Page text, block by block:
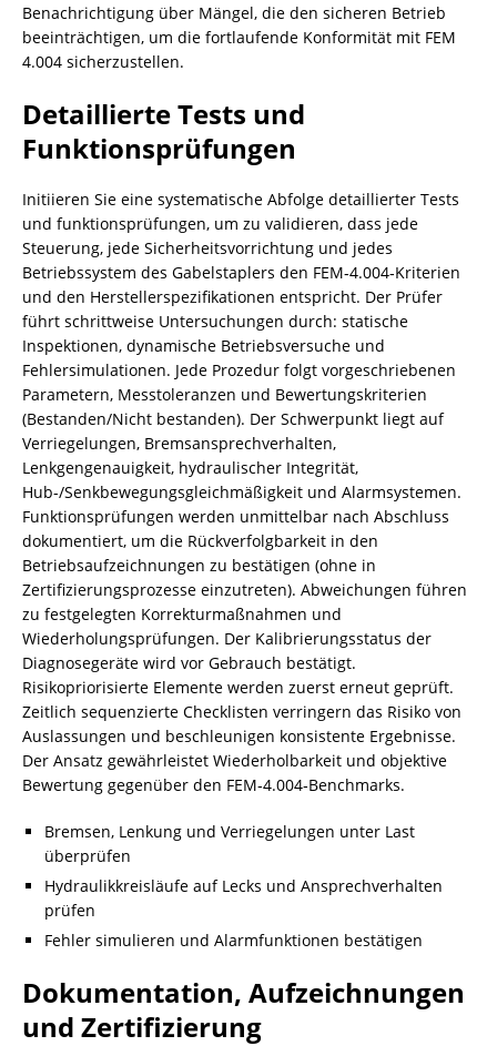
Benachrichtigung über Mängel, die den sicheren Betrieb
beeinträchtigen, um die fortlaufende Konformität mit FEM
4.004 sicherzustellen.
Detaillierte Tests und
Funktionsprüfungen
Initiieren Sie eine systematische Abfolge detaillierter Tests
und funktionsprüfungen, um zu validieren, dass jede
Steuerung, jede Sicherheitsvorrichtung und jedes
Betriebssystem des Gabelstaplers den FEM‑4.004‑Kriterien
und den Herstellerspezifikationen entspricht. Der Prüfer
führt schrittweise Untersuchungen durch: statische
Inspektionen, dynamische Betriebsversuche und
Fehlersimulationen. Jede Prozedur folgt vorgeschriebenen
Parametern, Messtoleranzen und Bewertungskriterien
(Bestanden/Nicht bestanden). Der Schwerpunkt liegt auf
Verriegelungen, Bremsansprechverhalten,
Lenkgengenauigkeit, hydraulischer Integrität,
Hub-/Senkbewegungsgleichmäßigkeit und Alarmsystemen.
Funktionsprüfungen werden unmittelbar nach Abschluss
dokumentiert, um die Rückverfolgbarkeit in den
Betriebsaufzeichnungen zu bestätigen (ohne in
Zertifizierungsprozesse einzutreten). Abweichungen führen
zu festgelegten Korrekturmaßnahmen und
Wiederholungsprüfungen. Der Kalibrierungsstatus der
Diagnosegeräte wird vor Gebrauch bestätigt.
Risikopriorisierte Elemente werden zuerst erneut geprüft.
Zeitlich sequenzierte Checklisten verringern das Risiko von
Auslassungen und beschleunigen konsistente Ergebnisse.
Der Ansatz gewährleistet Wiederholbarkeit und objektive
Bewertung gegenüber den FEM‑4.004‑Benchmarks.
Bremsen, Lenkung und Verriegelungen unter Last
überprüfen
Hydraulikkreisläufe auf Lecks und Ansprechverhalten
prüfen
Fehler simulieren und Alarmfunktionen bestätigen
Dokumentation, Aufzeichnungen
und Zertifizierung